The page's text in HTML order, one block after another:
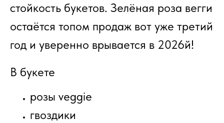
стойкость букетов. Зелёная роза вегги
остаётся топом продаж вот уже третий
год и уверенно врывается в 2026й!
В букете
розы veggie
гвоздики